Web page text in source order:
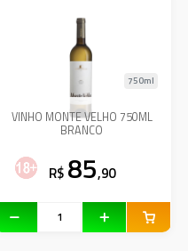
VINHO MONTE VELHO 750ML
BRANCO
750ml
R$ 85,90